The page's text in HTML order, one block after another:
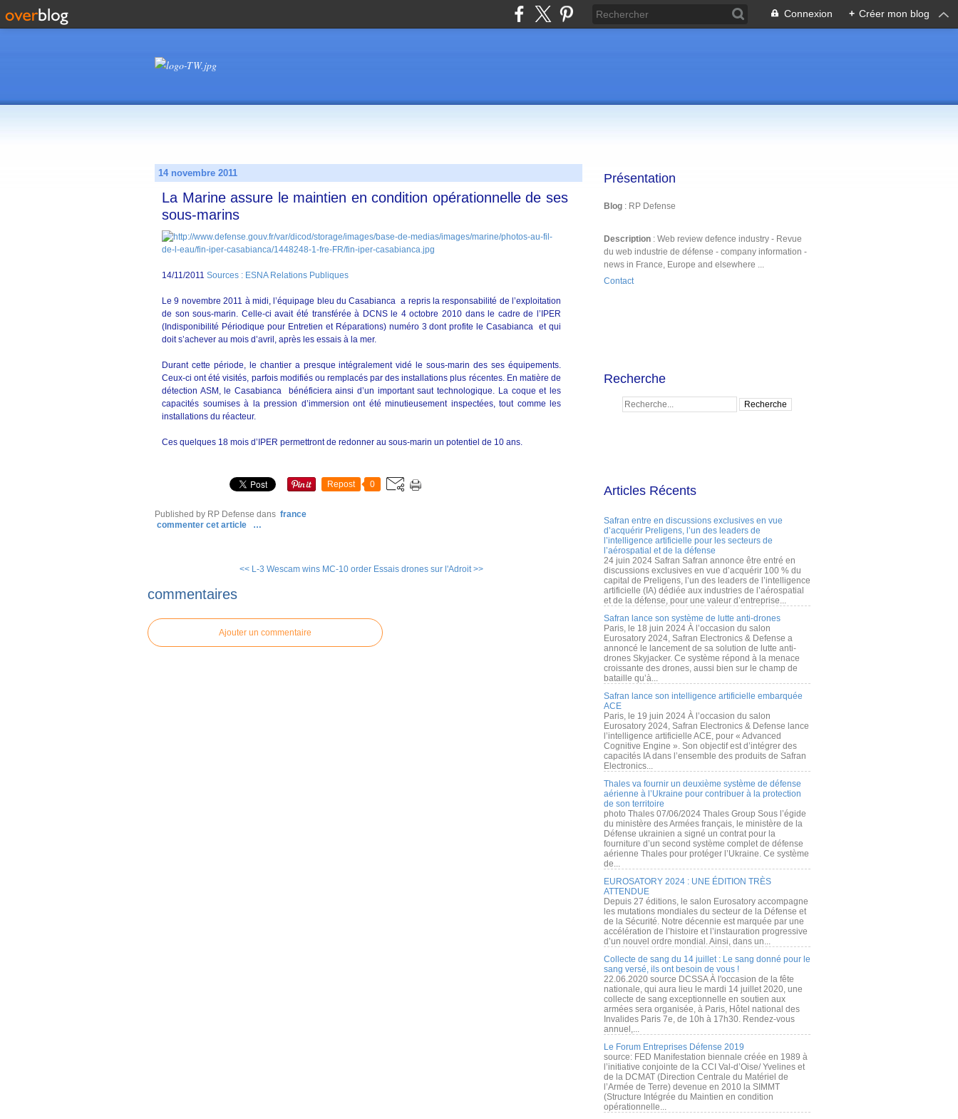
Connexion + Créer mon blog
14 novembre 2011
La Marine assure le maintien en condition opérationnelle de ses
sous-marins
14/11/2011 Sources : ESNA Relations Publiques
Le 9 novembre 2011 à midi, l’équipage bleu du Casabianca a repris la responsabilité de l’exploitation
de son sous-marin. Celle-ci avait été transférée à DCNS le 4 octobre 2010 dans le cadre de l’IPER
(Indisponibilité Périodique pour Entretien et Réparations) numéro 3 dont profite le Casabianca et qui
doit s’achever au mois d’avril, après les essais à la mer.
Durant cette période, le chantier a presque intégralement vidé le sous-marin des ses équipements.
Ceux-ci ont été visités, parfois modifiés ou remplacés par des installations plus récentes. En matière de
détection ASM, le Casabianca bénéficiera ainsi d’un important saut technologique. La coque et les
capacités soumises à la pression d’immersion ont été minutieusement inspectées, tout comme les
installations du réacteur.
Ces quelques 18 mois d’IPER permettront de redonner au sous-marin un potentiel de 10 ans.
Repost 0
Published by RP Defense dans france
commenter cet article
…
<< L-3 Wescam wins MC-10 order Essais drones sur l'Adroit >>
commentaires
Ajouter un commentaire
Présentation
Blog : RP Defense
Description : Web review defence industry - Revue
du web industrie de défense - company information -
news in France, Europe and elsewhere ...
Contact
Recherche
Articles Récents
Safran entre en discussions exclusives en vue
d’acquérir Preligens, l’un des leaders de
l’intelligence artificielle pour les secteurs de
l’aérospatial et de la défense
24 juin 2024 Safran Safran annonce être entré en
discussions exclusives en vue d’acquérir 100 % du
capital de Preligens, l’un des leaders de l’intelligence
artificielle (IA) dédiée aux industries de l’aérospatial
et de la défense, pour une valeur d’entreprise...
Safran lance son système de lutte anti-drones
Paris, le 18 juin 2024 À l’occasion du salon
Eurosatory 2024, Safran Electronics & Defense a
annoncé le lancement de sa solution de lutte anti-
drones Skyjacker. Ce système répond à la menace
croissante des drones, aussi bien sur le champ de
bataille qu’à...
Safran lance son intelligence artificielle embarquée
ACE
Paris, le 19 juin 2024 À l’occasion du salon
Eurosatory 2024, Safran Electronics & Defense lance
l’intelligence artificielle ACE, pour « Advanced
Cognitive Engine ». Son objectif est d’intégrer des
capacités IA dans l’ensemble des produits de Safran
Electronics...
Thales va fournir un deuxième système de défense
aérienne à l’Ukraine pour contribuer à la protection
de son territoire
photo Thales 07/06/2024 Thales Group Sous l’égide
du ministère des Armées français, le ministère de la
Défense ukrainien a signé un contrat pour la
fourniture d’un second système complet de défense
aérienne Thales pour protéger l’Ukraine. Ce système
de...
EUROSATORY 2024 : UNE ÉDITION TRÈS
ATTENDUE
Depuis 27 éditions, le salon Eurosatory accompagne
les mutations mondiales du secteur de la Défense et
de la Sécurité. Notre décennie est marquée par une
accélération de l’histoire et l’instauration progressive
d’un nouvel ordre mondial. Ainsi, dans un...
Collecte de sang du 14 juillet : Le sang donné pour le
sang versé, ils ont besoin de vous !
22.06.2020 source DCSSA À l'occasion de la fête
nationale, qui aura lieu le mardi 14 juillet 2020, une
collecte de sang exceptionnelle en soutien aux
armées sera organisée, à Paris, Hôtel national des
Invalides Paris 7e, de 10h à 17h30. Rendez-vous
annuel,...
Le Forum Entreprises Défense 2019
source: FED Manifestation biennale créée en 1989 à
l’initiative conjointe de la CCI Val-d’Oise/ Yvelines et
de la DCMAT (Direction Centrale du Matériel de
l’Armée de Terre) devenue en 2010 la SIMMT
(Structure Intégrée du Maintien en condition
opérationnelle...